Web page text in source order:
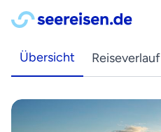
Übersicht Reiseverlauf